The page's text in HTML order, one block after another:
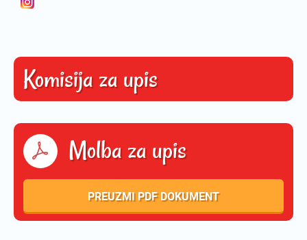
Komisija za upis
Molba za upis
PREUZMI PDF DOKUMENT